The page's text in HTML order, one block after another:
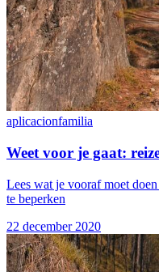
aplicacionfamilia
Weet voor je gaat:
Lees wat je vooraf moet
te beperken
22 december 2020